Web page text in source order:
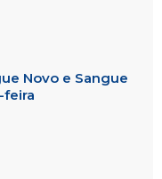
Novo e Sangue
feira